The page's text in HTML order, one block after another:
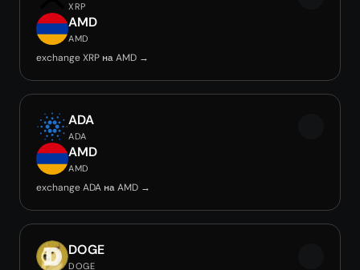
XRP
AMD
AMD
exchange XRP на AMD →
ADA
ADA
AMD
AMD
exchange ADA на AMD →
DOGE
DOGE